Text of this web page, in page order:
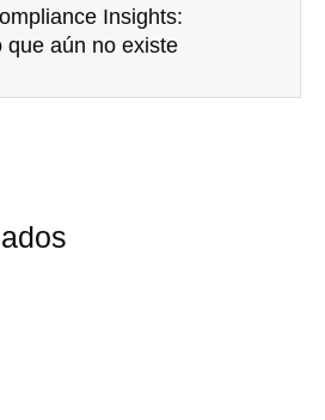
Insights:
que aún no existe